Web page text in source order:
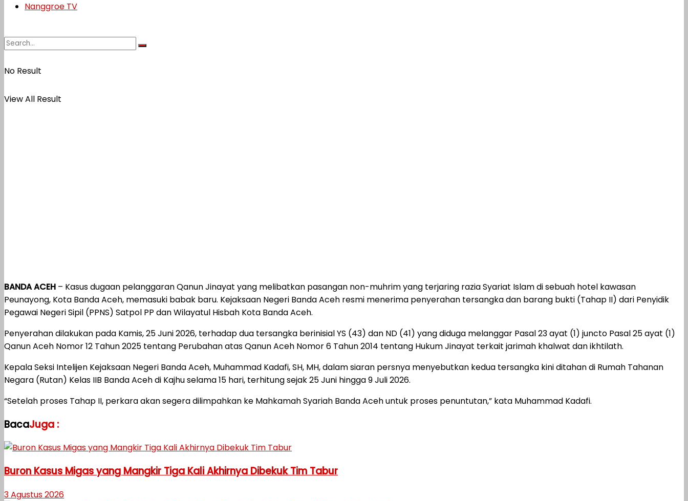
Nanggroe TV
No Result
View All Result
BANDA ACEH – Kasus dugaan pelanggaran Qanun Jinayat yang melibatkan pasangan non-muhrim yang terjaring razia Syariat Islam di sebuah hotel kawasan
Peunayong, Kota Banda Aceh, memasuki babak baru. Kejaksaan Negeri Banda Aceh resmi menerima penyerahan tersangka dan barang bukti (Tahap II) dari Penyidik
Pegawai Negeri Sipil (PPNS) Satpol PP dan Wilayatul Hisbah Kota Banda Aceh.
Penyerahan dilakukan pada Kamis, 25 Juni 2026, terhadap dua tersangka berinisial YS (43) dan ND (41) yang diduga melanggar Pasal 23 ayat (1) juncto Pasal 25 ayat (1)
Qanun Aceh Nomor 12 Tahun 2025 tentang Perubahan atas Qanun Aceh Nomor 6 Tahun 2014 tentang Hukum Jinayat terkait jarimah khalwat dan ikhtilath.
Kepala Seksi Intelijen Kejaksaan Negeri Banda Aceh, Muhammad Kadafi, SH, MH, dalam siaran persnya menyebutkan kedua tersangka kini ditahan di Rumah Tahanan
Negara (Rutan) Kelas IIB Banda Aceh di Kajhu selama 15 hari, terhitung sejak 25 Juni hingga 9 Juli 2026.
“Setelah proses Tahap II, perkara akan segera dilimpahkan ke Mahkamah Syariah Banda Aceh untuk proses penuntutan,” kata Muhammad Kadafi.
BacaJuga :
Buron Kasus Migas yang Mangkir Tiga Kali Akhirnya Dibekuk Tim Tabur
3 Agustus 2026